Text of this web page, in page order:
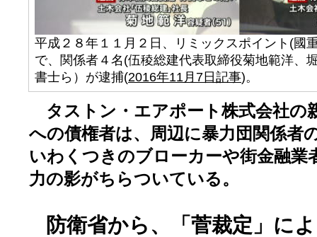
平成２８年１１月２日、リミックスポイント(國
で、関係者４名(伍稜総建代表取締役菊地範洋、
書士ら）が逮捕(2016年11月7日記事)。
タストン・エアポート株式会社の
への債権者は、周辺に暴力団関係者
いわくつきのブローカーや街金融業
力の影がちらついている。
防衛省から、「菅裁定」に